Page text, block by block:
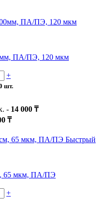
ПА/ПЭ, 120 мкм
+
шт.
- 14 000 ₸
₸
Быстрый
65 мкм, ПА/ПЭ
+